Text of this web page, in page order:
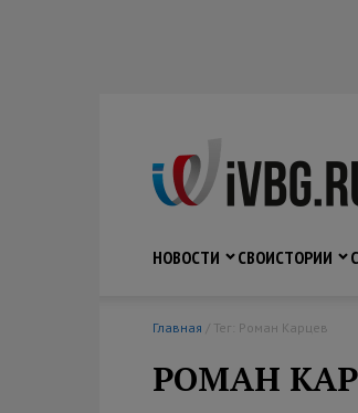
НОВОСТИ
СВОИСТОРИИ
Главная / Тег: Роман Карцев
РОМАН